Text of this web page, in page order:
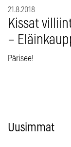
21.8.2018
Kissat
–
Pärisee!
Uusimmat